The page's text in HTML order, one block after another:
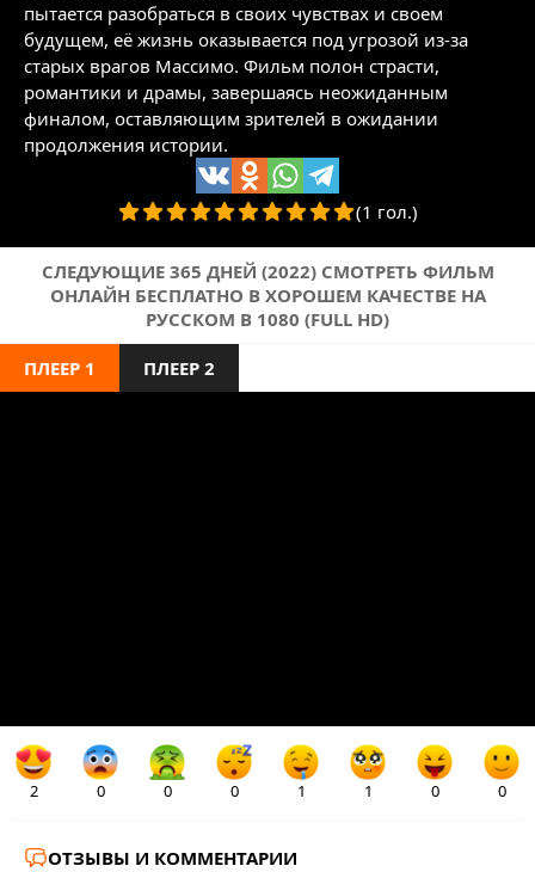
пытается разобраться в своих чувствах и своем
будущем, её жизнь оказывается под угрозой из-за
старых врагов Массимо. Фильм полон страсти,
романтики и драмы, завершаясь неожиданным
финалом, оставляющим зрителей в ожидании
продолжения истории.
(1 гол.)
СЛЕДУЮЩИЕ 365 ДНЕЙ (2022) СМОТРЕТЬ ФИЛЬМ
ОНЛАЙН БЕСПЛАТНО В ХОРОШЕМ КАЧЕСТВЕ НА
РУССКОМ В 1080 (FULL HD)
ПЛЕЕР 1 ПЛЕЕР 2
2 0 0 0 1 1 0 0
ОТЗЫВЫ И КОММЕНТАРИИ